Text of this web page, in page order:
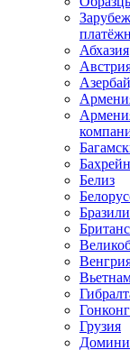
Абхазия
Бахрейн
Белиз
Гонконг
Грузия